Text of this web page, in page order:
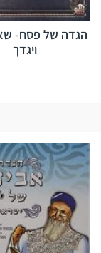
הגדה של פסח-
ויגדך